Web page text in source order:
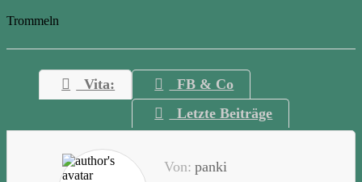
Trommeln
Vita:
FB & Co
Letzte Beiträge
Von: panki